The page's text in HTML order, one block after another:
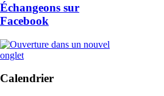
Échangeons sur
Facebook
Calendrier